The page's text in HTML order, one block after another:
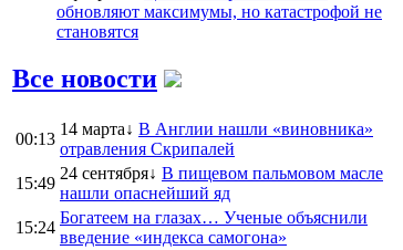
обновляют максимумы, но катастрофой не
становятся
Все новости
00:13
14 марта↓ В Англии нашли «виновника»
отравления Скрипалей
15:49
24 сентября↓ В пищевом пальмовом масле
нашли опаснейший яд
15:24
Богатеем на глазах… Ученые объяснили
введение «индекса самогона»